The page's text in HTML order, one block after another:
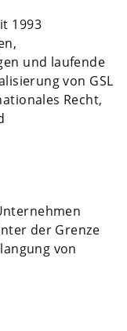
1993
und laufende
von GSL
Recht,
der Grenze
von